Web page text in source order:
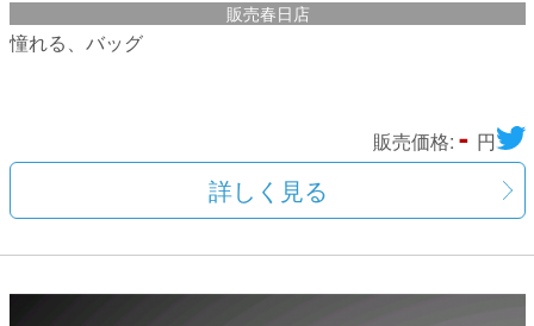
販売春日店
憧れる、バッグ
販売価格:- 円
詳しく見る